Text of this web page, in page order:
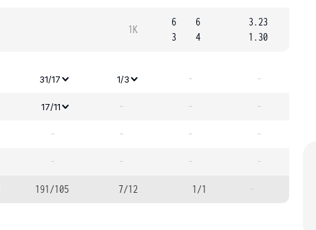
1K
6
3
6
4
3.23
1.30
31/17 1/3 - -
17/11 - - -
- - - -
- - - -
191/105 7/12 1/1 -